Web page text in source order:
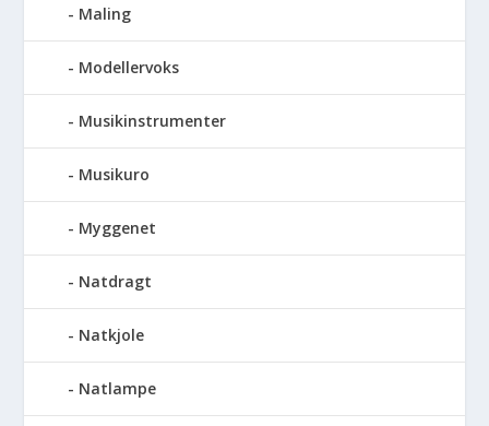
Maling
Modellervoks
Musikinstrumenter
Musikuro
Myggenet
Natdragt
Natkjole
Natlampe